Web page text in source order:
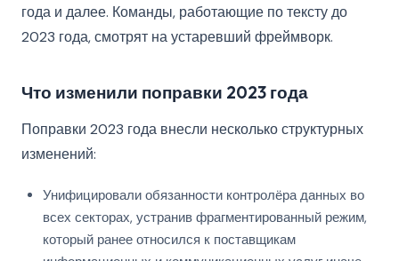
года и далее. Команды, работающие по тексту до
2023 года, смотрят на устаревший фреймворк.
Что изменили поправки 2023 года
Поправки 2023 года внесли несколько структурных
изменений:
Унифицировали обязанности контролёра данных во
всех секторах, устранив фрагментированный режим,
который ранее относился к поставщикам